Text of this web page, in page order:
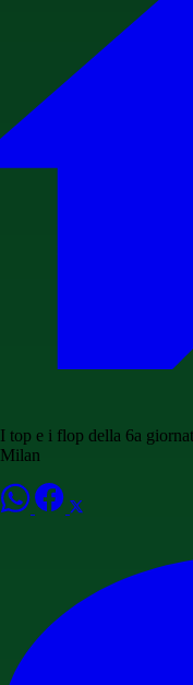
I top e i flop della 6a
Milan